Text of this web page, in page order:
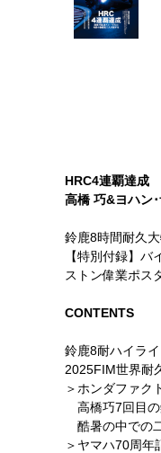
HRC4連覇達成
高橋 巧&ヨハン
鈴鹿8時間耐久
【特別付録】
ストン偉業ポス
CONTENTS
鈴鹿8耐ハイライ
2025FIM世界耐
＞ホンダファク
高橋巧7回目の
酷暑の中での
＞ヤマハ70周年